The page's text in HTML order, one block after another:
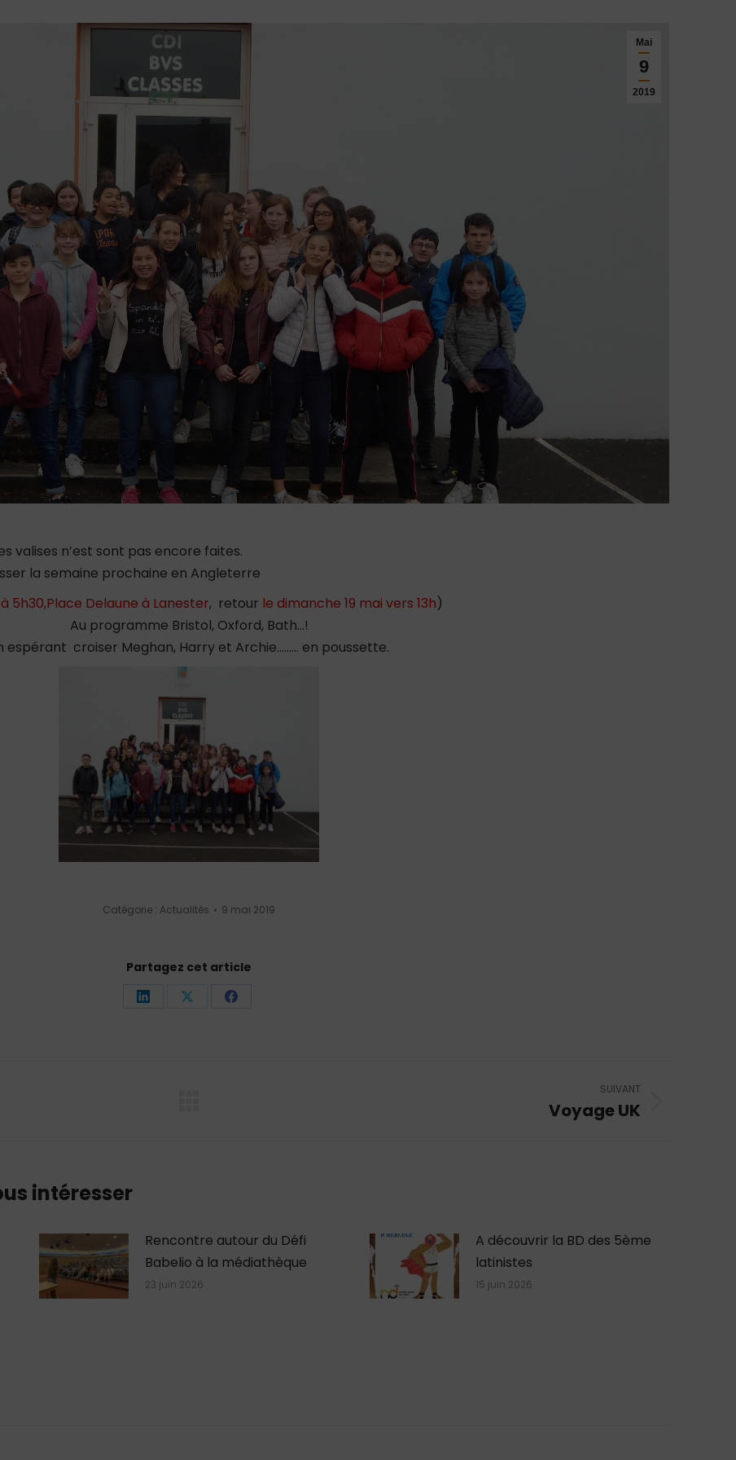
Mai
9
2019
valises n’est sont pas encore faites.
la semaine prochaine en Angleterre
5h30,Place Delaune à Lanester, retour le dimanche 19 mai vers 13h)
Au programme Bristol, Oxford, Bath…!
espérant croiser Meghan, Harry et Archie……… en poussette.
Catégorie : Actualités 9 mai 2019
Partagez cet article
PartagerPartagerPartager
SUIVANT
Voyage UK
intéresser
Rencontre autour du Défi
Babelio à la médiathèque
23 juin 2026
A découvrir la BD des 5ème
latinistes
15 juin 2026